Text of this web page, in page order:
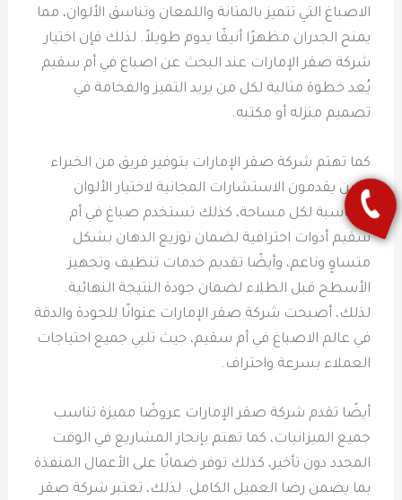
الاصباغ التي تتميز بالمتانة واللمعان وتناسق الألوان، مما
يمنح الجدران مظهرًا أنيقًا يدوم طويلاً. لذلك فإن اختيار
شركة صقر الإمارات عند البحث عن اصباغ في أم سقيم
يُعد خطوة مثالية لكل من يريد التميز والفخامة في
تصميم منزله أو مكتبه.
كما تهتم شركة صقر الإمارات بتوفير فريق من الخبراء
الذين يقدمون الاستشارات المجانية لاختيار الألوان
المناسبة لكل مساحة، كذلك تستخدم صباغ في أم
سقيم أدوات احترافية لضمان توزيع الدهان بشكل
متساوٍ وناعم، وأيضًا تقديم خدمات تنظيف وتجهيز
الأسطح قبل الطلاء لضمان جودة النتيجة النهائية.
لذلك، أصبحت شركة صقر الإمارات عنوانًا للجودة والدقة
في عالم الاصباغ في أم سقيم، حيث تلبي جميع احتياجات
العملاء بسرعة واحتراف.
أيضًا تقدم شركة صقر الإمارات عروضًا مميزة تناسب
جميع الميزانيات، كما تهتم بإنجاز المشاريع في الوقت
المحدد دون تأخير، كذلك توفر ضمانًا على الأعمال المنفذة
بما يضمن رضا العميل الكامل. لذلك، تعتبر شركة صقر